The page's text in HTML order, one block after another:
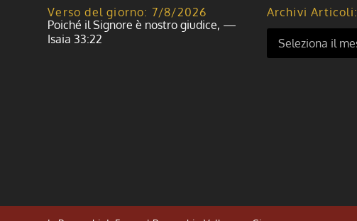
Verso del giorno: 7/8/2026
Poiché il Signore è nostro giudice, —
Isaia 33:22
Archivi Articoli: